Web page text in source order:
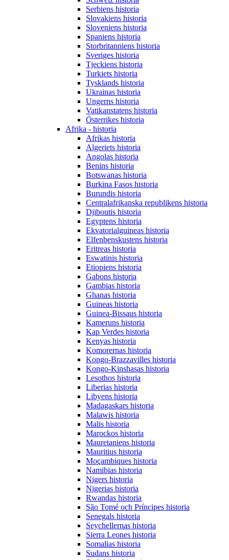
Serbiens historia
Slovakiens historia
Sloveniens historia
Spaniens historia
Storbritanniens historia
Sveriges historia
Tjeckiens historia
Turkiets historia
Tysklands historia
Ukrainas historia
Ungerns historia
Vatikanstatens historia
Österrikes historia
Afrika - historia
Afrikas historia
Algeriets historia
Angolas historia
Benins historia
Botswanas historia
Burkina Fasos historia
Burundis historia
Centralafrikanska republikens historia
Djiboutis historia
Egyptens historia
Ekvatorialguineas historia
Elfenbenskustens historia
Eritreas historia
Eswatinis historia
Etiopiens historia
Gabons historia
Gambias historia
Ghanas historia
Guineas historia
Guinea-Bissaus historia
Kameruns historia
Kap Verdes historia
Kenyas historia
Komorernas historia
Kongo-Brazzavilles historia
Kongo-Kinshasas historia
Lesothos historia
Liberias historia
Libyens historia
Madagaskars historia
Malawis historia
Malis historia
Marockos historia
Mauretaniens historia
Mauritius historia
Moçambiques historia
Namibias historia
Nigers historia
Nigerias historia
Rwandas historia
São Tomé och Príncipes historia
Senegals historia
Seychellernas historia
Sierra Leones historia
Somalias historia
Sudans historia